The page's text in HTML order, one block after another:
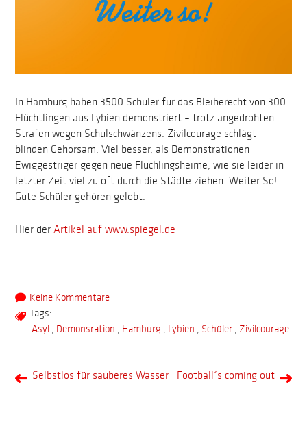
In Hamburg haben 3500 Schüler für das Bleiberecht von 300
Flüchtlingen aus Lybien demonstriert – trotz angedrohten
Strafen wegen Schulschwänzens. Zivilcourage schlägt
blinden Gehorsam. Viel besser, als Demonstrationen
Ewiggestriger gegen neue Flüchlingsheime, wie sie leider in
letzter Zeit viel zu oft durch die Städte ziehen. Weiter So!
Gute Schüler gehören gelobt.
Hier derArtikel auf www.spiegel.de
Keine Kommentare
Tags:
Asyl , Demonsration , Hamburg , Lybien , Schüler , Zivilcourage
Selbstlos für sauberes Wasser Football´s coming out